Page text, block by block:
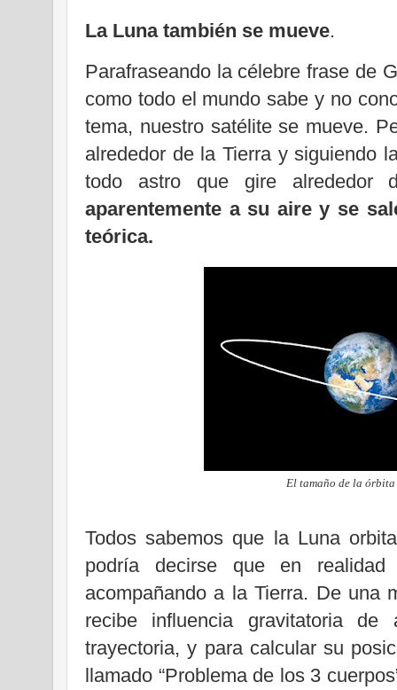
La Luna también se mueve.
Parafraseando la célebre frase de
como todo el mundo sabe y no
tema, nuestro satélite se mueve.
alrededor de la Tierra y siguiendo
todo astro que gire
aparentemente a su aire y se
teórica.
El tamaño de la órbita
Todos sabemos que la Luna
podría decirse que en
acompañando a la Tierra. De una
recibe influencia gravitatoria
trayectoria, y para calcular su
llamado “Problema de los 3